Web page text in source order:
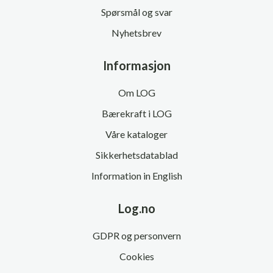
Spørsmål og svar
Nyhetsbrev
Informasjon
Om LOG
Bærekraft i LOG
Våre kataloger
Sikkerhetsdatablad
Information in English
Log.no
GDPR og personvern
Cookies